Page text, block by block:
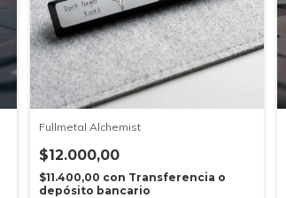
Fullmetal Alchemist
$12.000,00
$11.400,00 con Transferencia o
depósito bancario